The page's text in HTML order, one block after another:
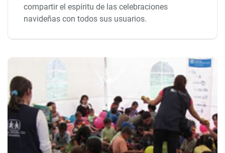
compartir el espíritu de las celebraciones
navideñas con todos sus usuarios.